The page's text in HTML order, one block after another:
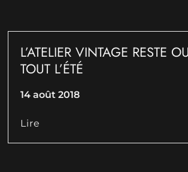
L’ATELIER VINTAGE RESTE
TOUT L’ÉTÉ
14 août 2018
Lire